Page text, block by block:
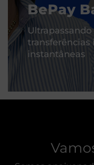
BePay
transferências
instantâneas